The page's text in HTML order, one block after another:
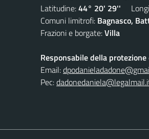
Latitudine:44° 20' 29''
Comuni limitrofi: Bagnasco,
Frazioni e borgate:Villa
Responsabile della protezione
Email:
Pec: